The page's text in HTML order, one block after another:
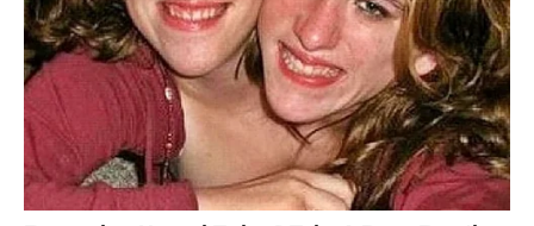
So je najbolje dodati tek pred kraj kuvanja, jer prerano soljenje
može usporiti omekšavanje pasulja.